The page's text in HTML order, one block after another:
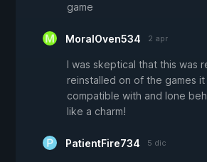
game
MoralOven534 2 apr
I was skeptical that this was
reinstalled on of the games it
compatible with and lone
like a charm!
PatientFire734 5 dic